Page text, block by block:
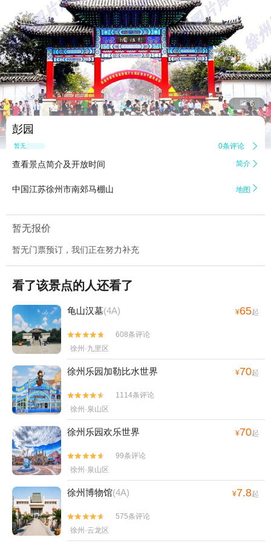
 6
彭园
暂无点评 0条评论 
查看景点简介及开放时间 简介 
中国江苏徐州市南郊马棚山 地图 
暂无报价
暂无门票预订，我们正在努力补充
看了该景点的人还看了
龟山汉墓(4A) ¥65起


608条评论
徐州·九里区
徐州乐园加勒比水世界 ¥70起


1114条评论
徐州·泉山区
徐州乐园欢乐世界 ¥70起


99条评论
徐州·泉山区
徐州博物馆(4A) ¥7.8起


575条评论
徐州·云龙区
